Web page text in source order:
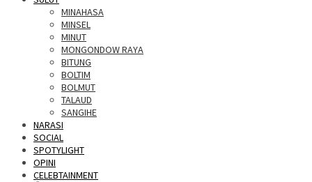
MINAHASA
MINSEL
MINUT
MONGONDOW RAYA
BITUNG
BOLTIM
BOLMUT
TALAUD
SANGIHE
NARASI
SOCIAL
SPOTYLIGHT
OPINI
CELEBTAINMENT